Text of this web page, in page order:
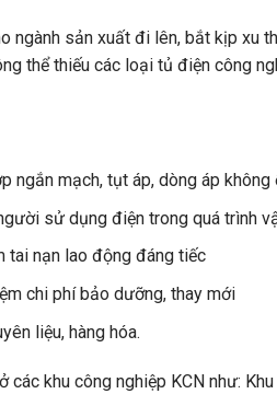
ngành sản xuất đi lên, bắt kịp xu
thể thiếu các loại tủ điện công
ngắn mạch, tụt áp, dòng áp không
sử dụng điện trong quá trình
tai nạn lao động đáng tiếc
chi phí bảo dưỡng, thay mới
liệu, hàng hóa.
khu công nghiệp KCN như: